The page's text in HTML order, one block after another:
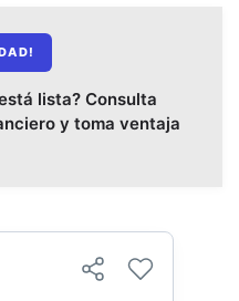
lista? Consulta
y toma ventaja